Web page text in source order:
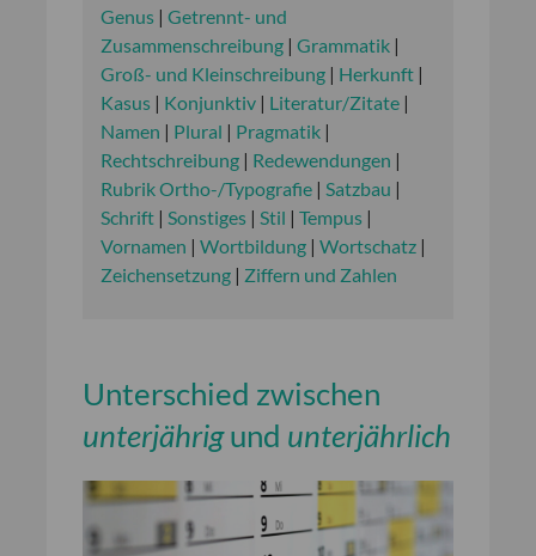
Genus | Getrennt- und
Zusammenschreibung | Grammatik |
Groß- und Kleinschreibung | Herkunft |
Kasus | Konjunktiv | Literatur/Zitate |
Namen | Plural | Pragmatik |
Rechtschreibung | Redewendungen |
Rubrik Ortho-/Typografie | Satzbau |
Schrift | Sonstiges | Stil | Tempus |
Vornamen | Wortbildung | Wortschatz |
Zeichensetzung | Ziffern und Zahlen
Unterschied zwischen
unterjährigund unterjährlich